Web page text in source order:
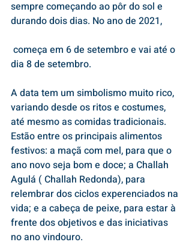
sempre começando ao pôr do sol e
durando dois dias. No ano de 2021,
dia 8 de setembro.
A data tem um simbolismo muito rico,
variando desde os ritos e costumes,
até mesmo as comidas tradicionais.
Estão entre os principais alimentos
festivos: a maçã com mel, para que o
ano novo seja bom e doce; a Challah
Agulá ( Challah Redonda), para
relembrar dos ciclos experenciados na
vida; e a cabeça de peixe, para estar à
frente dos objetivos e das iniciativas
no ano vindouro.